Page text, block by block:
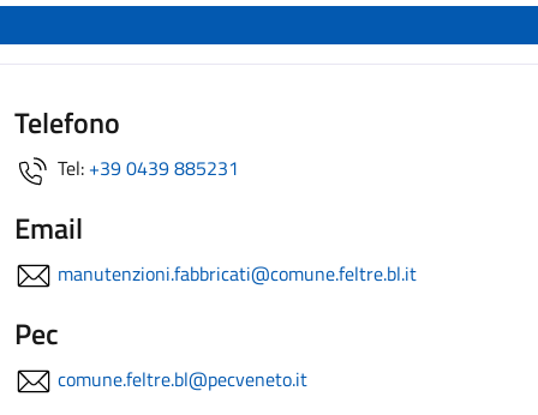
Telefono
Tel: +39 0439 885231
Email
manutenzioni.fabbricati@comune.feltre.bl.it
Pec
comune.feltre.bl@pecveneto.it